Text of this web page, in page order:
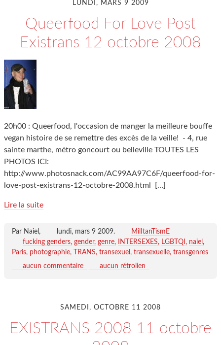
LUNDI, MARS 9 2009
Queerfood For Love Post
Existrans 12 octobre 2008
20h00 : Queerfood, l'occasion de manger la meilleure bouffe
vegan histoire de se remettre des excès de la veille! - 4, rue
sainte marthe, métro goncourt ou belleville TOUTES LES
PHOTOS ICI:
http://www.photosnack.com/AC99AA97C6F/queerfood-for-
love-post-existrans-12-octobre-2008.html
[…]
Lire la suite
Par Naiel, lundi, mars 9 2009.
MilItanTismE
fucking genders gender genre INTERSEXES LGBTQI
naiel
Paris photographie TRANS transexuel transexuelle transgenres
aucun commentaire
aucun rétrolien
SAMEDI, OCTOBRE 11 2008
EXISTRANS 2008 11 octobre